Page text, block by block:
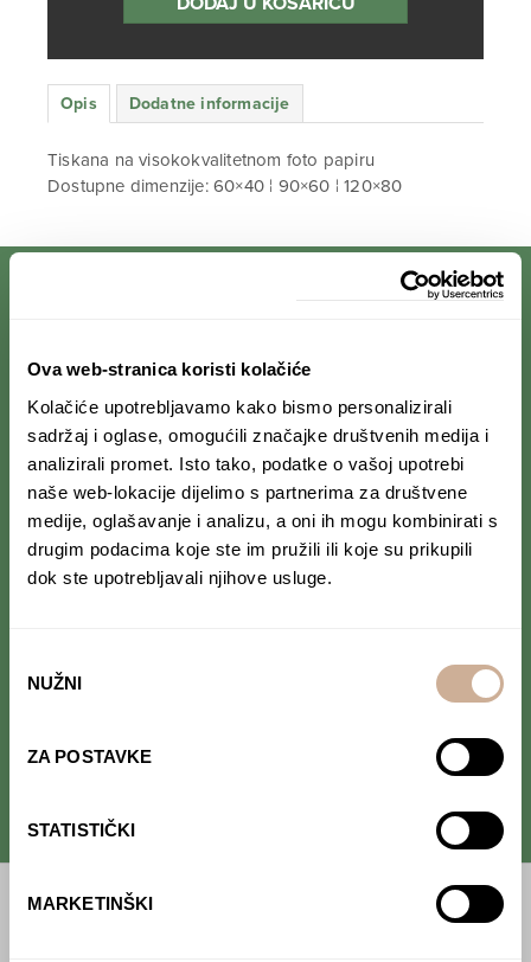
Ova web-stranica koristi kolačiće
Kolačiće upotrebljavamo kako bismo personalizirali
sadržaj i oglase, omogućili značajke društvenih medija i
analizirali promet. Isto tako, podatke o vašoj upotrebi
naše web-lokacije dijelimo s partnerima za društvene
medije, oglašavanje i analizu, a oni ih mogu kombinirati s
drugim podacima koje ste im pružili ili koje su prikupili
dok ste upotrebljavali njihove usluge.
pristanka
NUŽNI
ZA POSTAVKE
STATISTIČKI
MARKETINŠKI
Opis Dodatne informacije
Tiskana na visokokvalitetnom foto papiru
Dostupne dimenzije: 60×40 ¦ 90×60 ¦ 120×80
Prihvaćam da se moji podaci spremaju u bazu
podataka i koriste u svrhu slanja KEK
newslettera
reportaže i fotke. Budi uvijek u toku i